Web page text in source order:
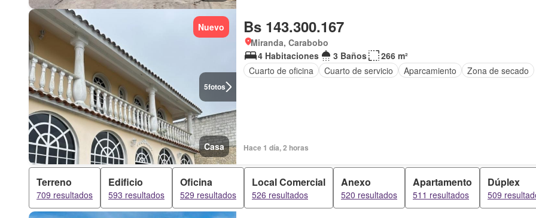
5fotos
Nuevo
Casa
Bs 143.300.167
Miranda, Carabobo
4 Habitaciones
3 Baños
266 m²
Cuarto de oficina
Cuarto de servicio Aparcamiento Zona de secado
Hace 1 día, 2 horas
Terreno
709 resultados
Edificio
593 resultados
Oficina
529 resultados
Local Comercial
526 resultados
Anexo
520 resultados
Apartamento
511 resultados
Dúplex
509